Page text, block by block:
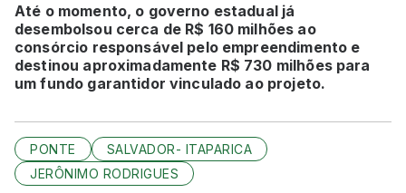
Até o momento, o governo estadual já
desembolsou cerca de R$ 160 milhões ao
consórcio responsável pelo empreendimento e
destinou aproximadamente R$ 730 milhões para
um fundo garantidor vinculado ao projeto.
PONTE
SALVADOR- ITAPARICA
JERÔNIMO RODRIGUES